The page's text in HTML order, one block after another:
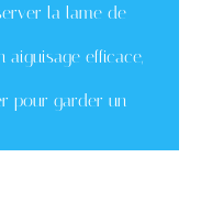
la lame de
aiguisage efficace,
pour garder un